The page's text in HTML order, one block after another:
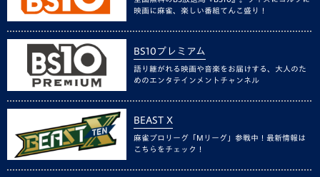
映画に麻雀、楽しい番組てんこ盛り！
BS10プレミアム
語り継がれる映画や音楽をお届けする、大人のた
めのエンタテインメントチャンネル
BEAST X
麻雀プロリーグ「Mリーグ」参戦中！最新情報は
こちらをチェック！